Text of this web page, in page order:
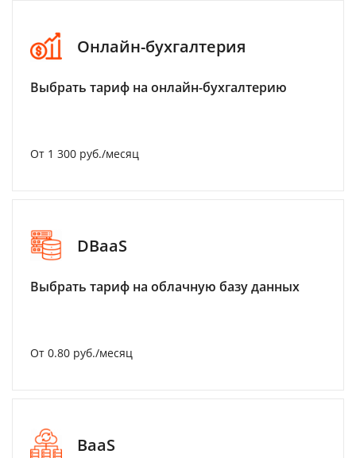
Онлайн-бухгалтерия
Выбрать тариф на онлайн-бухгалтерию
От 1 300 руб./месяц
DBaaS
Выбрать тариф на облачную базу данных
От 0.80 руб./месяц
BaaS